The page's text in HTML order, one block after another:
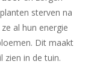
sterven na
al hun energie
Dit maakt
zien in de tuin.